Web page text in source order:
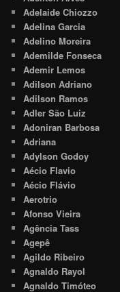
Adelaide Chiozzo
Adelina Garcia
Adelino Moreira
Ademilde Fonseca
Ademir Lemos
Adilson Adriano
Adilson Ramos
Adler São Luiz
Adoniran Barbosa
Adriana
Adylson Godoy
Aécio Flavio
Aécio Flávio
Aerotrio
Afonso Vieira
Agência Tass
Agepê
Agildo Ribeiro
Agnaldo Rayol
Agnaldo Timóteo